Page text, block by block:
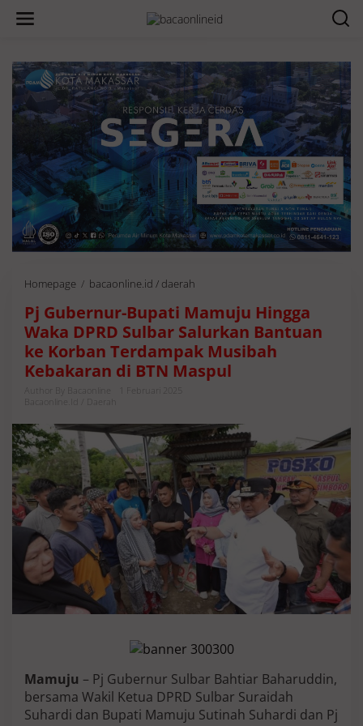
Homepage / bacaonline.id / daerah
G
u
b
e
r
-
u
p
a
i
M
a
m
u
j
H
n
g
a
W
a
Pj Gubernur-Bupati Mamuju Hingga
Waka DPRD Sulbar Salurkan Bantuan
ke Korban Terdampak Musibah
Kebakaran di BTN Maspul
Author By Bacaonline
1 Februari 2025
Bacaonline.id / Daerah
Mamuju – Pj Gubernur Sulbar Bahtiar Baharuddin,
bersama Wakil Ketua DPRD Sulbar Suraidah
Suhardi dan Bupati Mamuju Sutinah Suhardi dan Pj